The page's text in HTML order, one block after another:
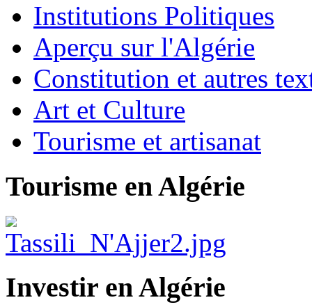
Institutions Politiques
Aperçu sur l'Algérie
Constitution et autres
Art et Culture
Tourisme et artisanat
Tourisme en Algérie
Investir en Algérie